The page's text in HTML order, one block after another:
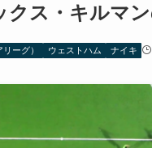
クス・キルマ
ーグ） ウェストハム ナイキ